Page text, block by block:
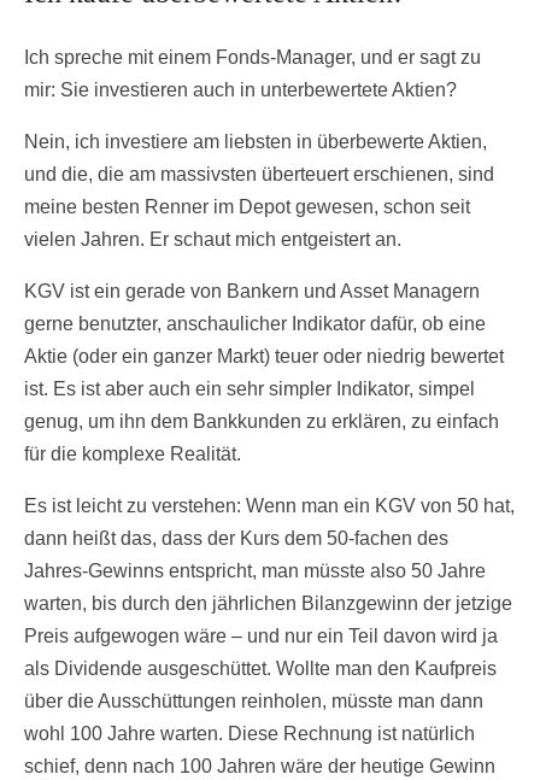
Ich spreche mit einem Fonds-Manager, und er sagt zu
mir: Sie investieren auch in unterbewertete Aktien?
Nein, ich investiere am liebsten in überbewerte Aktien,
und die, die am massivsten überteuert erschienen, sind
meine besten Renner im Depot gewesen, schon seit
vielen Jahren. Er schaut mich entgeistert an.
KGV ist ein gerade von Bankern und Asset Managern
gerne benutzter, anschaulicher Indikator dafür, ob eine
Aktie (oder ein ganzer Markt) teuer oder niedrig bewertet
ist. Es ist aber auch ein sehr simpler Indikator, simpel
genug, um ihn dem Bankkunden zu erklären, zu einfach
für die komplexe Realität.
Es ist leicht zu verstehen: Wenn man ein KGV von 50 hat,
dann heißt das, dass der Kurs dem 50-fachen des
Jahres-Gewinns entspricht, man müsste also 50 Jahre
warten, bis durch den jährlichen Bilanzgewinn der jetzige
Preis aufgewogen wäre – und nur ein Teil davon wird ja
als Dividende ausgeschüttet. Wollte man den Kaufpreis
über die Ausschüttungen reinholen, müsste man dann
wohl 100 Jahre warten. Diese Rechnung ist natürlich
schief, denn nach 100 Jahren wäre der heutige Gewinn